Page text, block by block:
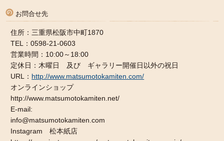
お問合せ先
住所：三重県松阪市中町1870
TEL：0598-21-0603
営業時間：10:00～18:00
定休日：木曜日 及び ギャラリー開催日以外の祝日
URL： http://www.matsumotokamiten.com/
オンラインショップ
http://www.matsumotokamiten.net/
E-mail:
info@matsumotokamiten.com
Instagram 松本紙店